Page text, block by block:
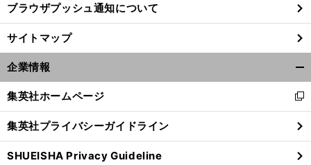
P
、
・
？
ブラウザプッシュ通知について
サイトマップ
企業情報
閉
る
集英社ホームページ
新
し
い
ウ
ィ
集英社プライバシーガイドライン
SHUEISHA Privacy Guideline